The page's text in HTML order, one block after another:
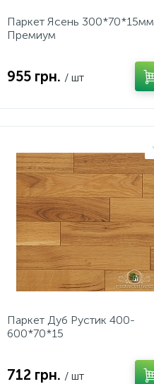
Паркет Ясень 300*70*15мм
Премиум
955 грн. / шт
Паркет Дуб Рустик 400-
600*70*15
712 грн. / шт